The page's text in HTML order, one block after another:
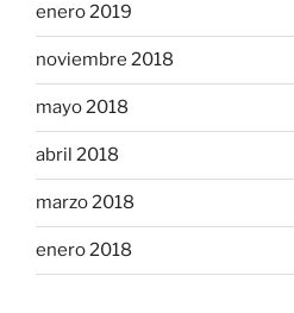
enero 2019
noviembre 2018
mayo 2018
abril 2018
marzo 2018
enero 2018